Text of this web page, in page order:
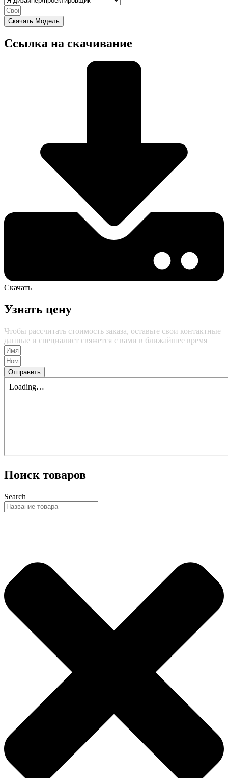
Скачать Модель
Ссылка на скачивание
Скачать
Узнать цену
Чтобы рассчитать стоимость заказа, оставьте свои контактные
данные и специалист свяжется с вами в ближайшее время
Отправить
Поиск товаров
Search